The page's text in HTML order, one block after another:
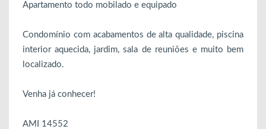
Apartamento todo mobilado e equipado
Condomínio com acabamentos de alta qualidade, piscina
interior aquecida, jardim, sala de reuniões e muito bem
localizado.
Venha já conhecer!
AMI 14552